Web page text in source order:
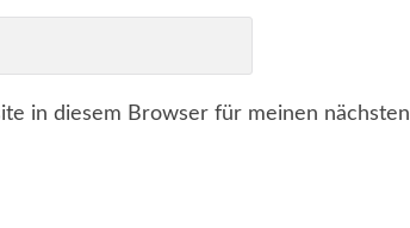
in diesem Browser für meinen nächsten